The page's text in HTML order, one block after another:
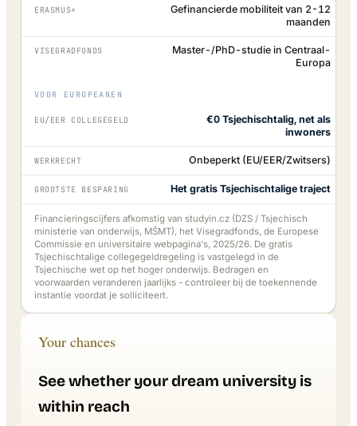
ERASMUS+
Gefinancierde mobiliteit van 2-12
maanden
VISEGRADFONDS
Master-/PhD-studie in Centraal-
Europa
VOOR EUROPEANEN
EU/EER COLLEGEGELD
€0 Tsjechischtalig, net als
inwoners
WERKRECHT Onbeperkt (EU/EER/Zwitsers)
GROOTSTE BESPARING Het gratis Tsjechischtalige traject
Financieringscijfers afkomstig van studyin.cz (DZS / Tsjechisch
ministerie van onderwijs, MŠMT), het Visegradfonds, de Europese
Commissie en universitaire webpagina's, 2025/26. De gratis
Tsjechischtalige collegegeldregeling is vastgelegd in de
Tsjechische wet op het hoger onderwijs. Bedragen en
voorwaarden veranderen jaarlijks - controleer bij de toekennende
instantie voordat je solliciteert.
Your chances
See whether your dream university is
within reach